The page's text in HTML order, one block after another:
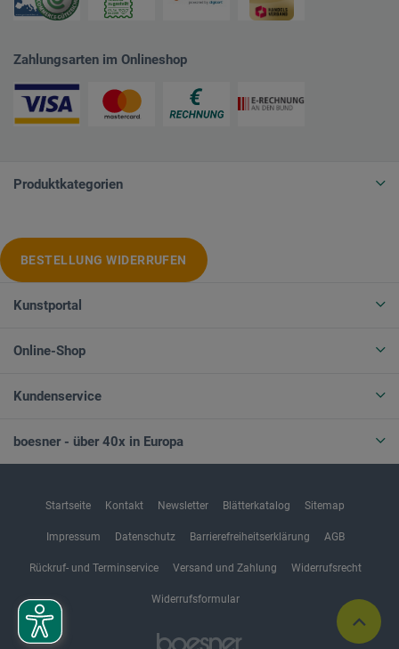
Zahlungsarten im Onlineshop
Produktkategorien
BESTELLUNG WIDERRUFEN
Kunstportal
Online-Shop
Kundenservice
boesner - über 40x in Europa
Startseite Kontakt Newsletter Blätterkatalog Sitemap
Impressum Datenschutz Barrierefreiheitserklärung AGB
Rückruf- und Terminservice Versand und Zahlung Widerrufsrecht
Widerrufsformular